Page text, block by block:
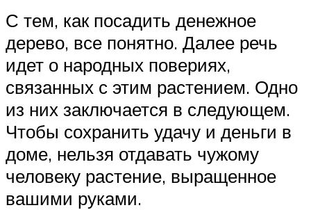
С тем, как посадить денежное
дерево, все понятно. Далее речь
идет о народных повериях,
связанных с этим растением. Одно
из них заключается в следующем.
Чтобы сохранить удачу и деньги в
доме, нельзя отдавать чужому
человеку растение, выращенное
вашими руками.